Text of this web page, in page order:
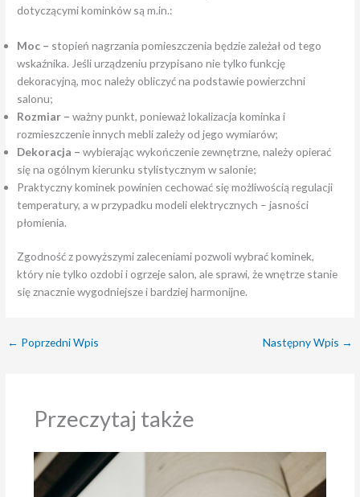
dotyczącymi kominków są m.in.:
Moc – stopień nagrzania pomieszczenia będzie zależał od tego
wskaźnika. Jeśli urządzeniu przypisano nie tylko funkcję
dekoracyjną, moc należy obliczyć na podstawie powierzchni
salonu;
Rozmiar – ważny punkt, ponieważ lokalizacja kominka i
rozmieszczenie innych mebli zależy od jego wymiarów;
Dekoracja – wybierając wykończenie zewnętrzne, należy opierać
się na ogólnym kierunku stylistycznym w salonie;
Praktyczny kominek powinien cechować się możliwością regulacji
temperatury, a w przypadku modeli elektrycznych – jasności
płomienia.
Zgodność z powyższymi zaleceniami pozwoli wybrać kominek,
który nie tylko ozdobi i ogrzeje salon, ale sprawi, że wnętrze stanie
się znacznie wygodniejsze i bardziej harmonijne.
← Poprzedni Wpis Następny Wpis →
Przeczytaj także